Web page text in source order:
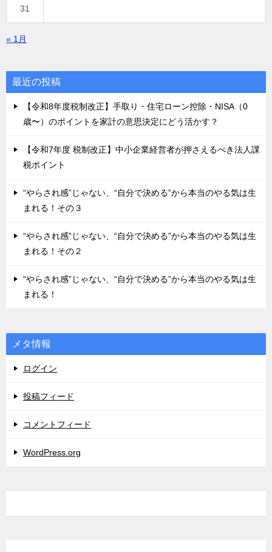
31
« 1月
最近の投稿
【令和8年度税制改正】手取り・住宅ローン控除・NISA（0
歳〜）のポイントを家計の意思決定にどう活かす？
【令和7年度 税制改正】中小企業経営者が押さえるべき法人課
税ポイント
“やらされ感”じゃない、“自分で決める”から本当のやる気は生
まれる！その３
“やらされ感”じゃない、“自分で決める”から本当のやる気は生
まれる！その２
“やらされ感”じゃない、“自分で決める”から本当のやる気は生
まれる！
メタ情報
ログイン
投稿フィード
コメントフィード
WordPress.org